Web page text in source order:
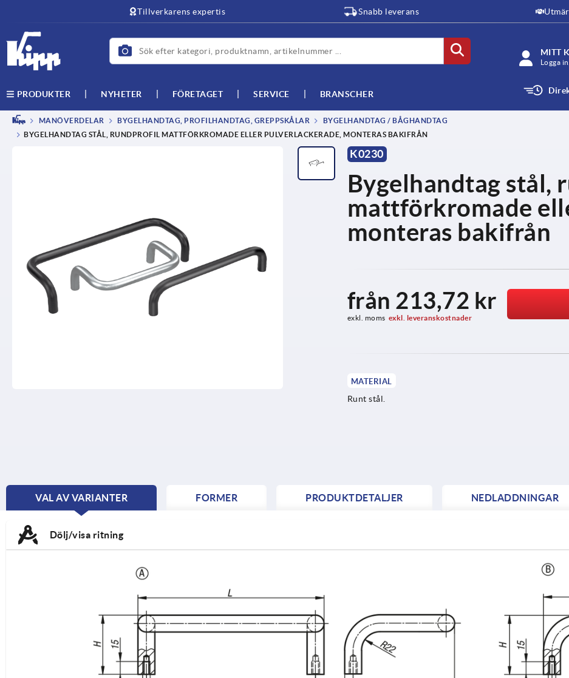
Tillverkarens expertis Snabb leverans
MITT
Logga
PRODUKTER NYHETER FÖRETAGET SERVICE BRANSCHER
MANÖVERDELAR BYGELHANDTAG, PROFILHANDTAG, GREPPSKÅLAR
BYGELHANDTAG / BÅGHANDTAG
BYGELHANDTAG STÅL, RUNDPROFIL MATTFÖRKROMADE ELLER PULVERLACKERADE, MONTERAS BAKIFRÅN
K0230
Bygelhandtag stål,
mattförkromade
monteras bakifrån
från 213,72 kr
exkl. moms exkl. leveranskostnader
MATERIAL
Runt stål.
VAL AV VARIANTER
CURRENT
FORMER PRODUKTDETALJER NEDLADDNINGAR
Dölj/visa ritning